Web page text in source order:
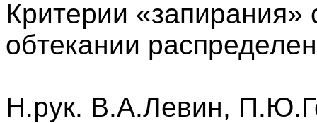
Критерии «запирания»
обтекании
Н.рук. В.А.Левин,